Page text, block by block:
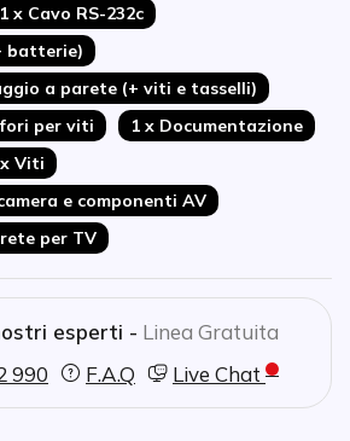
1 x Cavo RS-232c
batterie)
a parete (+ viti e tasselli)
per viti
1 x Documentazione
Viti
e componenti AV
per TV
esperti - Linea Gratuita
990
F.A.Q Live Chat